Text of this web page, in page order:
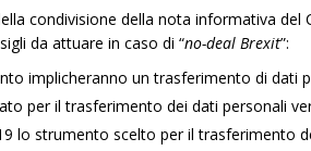
condivisione della nota informativa del
da attuare in caso di “no-deal Brexit”:
implicheranno un trasferimento di dati
per il trasferimento dei dati personali
lo strumento scelto per il trasferimento